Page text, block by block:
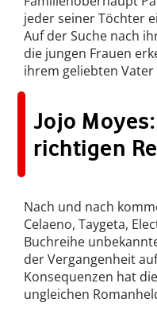
jeder seiner Töchter
Auf der Suche nach
die jungen Frauen
ihrem geliebten Vater
Jojo
richtigen
Nach und nach
Celaeno, Taygeta,
Buchreihe
der Vergangenheit
Konsequenzen hat
ungleichen